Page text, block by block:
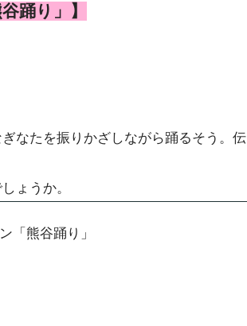
踊り」 】
なたを振りかざしながら踊るそう。伝
ょうか。
「熊谷踊り」